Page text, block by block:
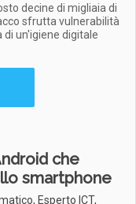
decine di migliaia di
sfrutta vulnerabilità
un'igiene digitale
che
smartphone
Esperto ICT,